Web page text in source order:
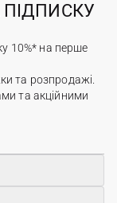
ПІДПИСКУ
10%* на перше
та розпродажі.
та акційними